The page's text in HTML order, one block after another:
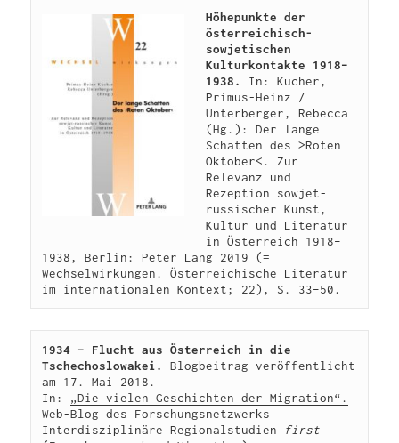
Höhepunkte der
österreichisch-
sowjetischen
Kulturkontakte 1918–
1938.
In: Kucher,
Primus-Heinz /
Unterberger, Rebecca
(Hg.): Der lange
Schatten des >Roten
Oktober<. Zur
Relevanz und
Rezeption sowjet-
russischer Kunst,
Kultur und Literatur
in Österreich 1918–
1938, Berlin: Peter Lang 2019 (=
Wechselwirkungen. Österreichische Literatur
im internationalen Kontext; 22), S. 33–50.
1934 – Flucht aus Österreich in die
Tschechoslowakei. Blogbeitrag veröffentlicht
am 17. Mai 2018.
In: „Die vielen Geschichten der Migration“.
Web-Blog des Forschungsnetzwerks
Interdisziplinäre Regionalstudien first